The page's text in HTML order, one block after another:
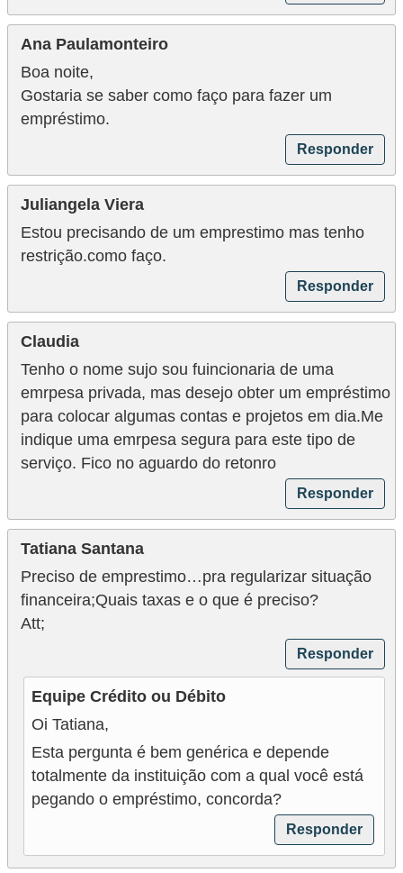
Ana Paulamonteiro
Boa noite,
Gostaria se saber como faço para fazer um
empréstimo.
Responder
Juliangela Viera
Estou precisando de um emprestimo mas tenho
restrição.como faço.
Responder
Claudia
Tenho o nome sujo sou fuincionaria de uma
emrpesa privada, mas desejo obter um empréstimo
para colocar algumas contas e projetos em dia.Me
indique uma emrpesa segura para este tipo de
serviço. Fico no aguardo do retonro
Responder
Tatiana Santana
Preciso de emprestimo…pra regularizar situação
financeira;Quais taxas e o que é preciso?
Att;
Responder
Equipe Crédito ou Débito
Oi Tatiana,
Esta pergunta é bem genérica e depende
totalmente da instituição com a qual você está
pegando o empréstimo, concorda?
Responder
d
a
e
c
a
o
P
o
u
p
a
ç
a
r
g
r
a
m
a
s
e